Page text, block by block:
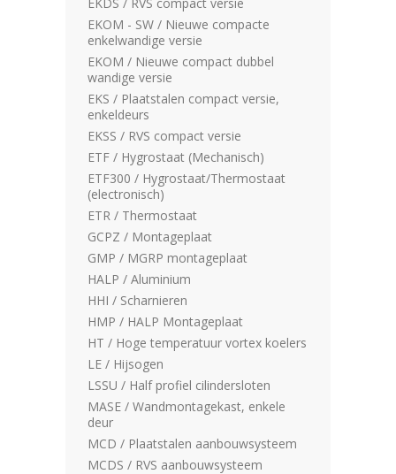
EKOM - SW / Nieuwe compacte
enkelwandige versie
EKOM / Nieuwe compact dubbel
wandige versie
EKS / Plaatstalen compact versie,
enkeldeurs
EKSS / RVS compact versie
ETF / Hygrostaat (Mechanisch)
ETF300 / Hygrostaat/Thermostaat
(electronisch)
ETR / Thermostaat
GCPZ / Montageplaat
GMP / MGRP montageplaat
HALP / Aluminium
HHI / Scharnieren
HMP / HALP Montageplaat
HT / Hoge temperatuur vortex koelers
LE / Hijsogen
LSSU / Half profiel cilindersloten
MASE / Wandmontagekast, enkele
deur
MCD / Plaatstalen aanbouwsysteem
MCDS / RVS aanbouwsysteem